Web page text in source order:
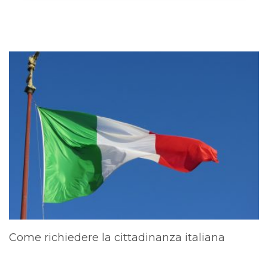
Come richiedere la cittadinanza italiana